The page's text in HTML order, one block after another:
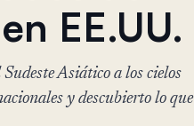
EE.UU.
Asiático a los cielos
y descubierto lo que